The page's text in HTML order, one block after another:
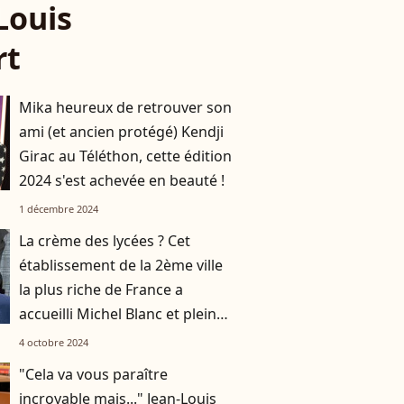
Mika heureux de retrouver son
ami (et ancien protégé) Kendji
Girac au Téléthon, cette édition
2024 s'est achevée en beauté !
1 décembre 2024
La crème des lycées ? Cet
établissement de la 2ème ville
la plus riche de France a
accueilli Michel Blanc et plein
d'autres stars
4 octobre 2024
"Cela va vous paraître
incroyable mais..." Jean-Louis